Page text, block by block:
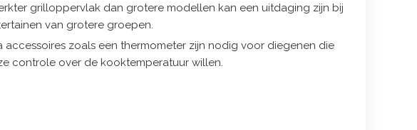
grilloppervlak dan grotere modellen kan een uitdaging zijn bij
van grotere groepen.
accessoires zoals een thermometer zijn nodig voor diegenen die
controle over de kooktemperatuur willen.